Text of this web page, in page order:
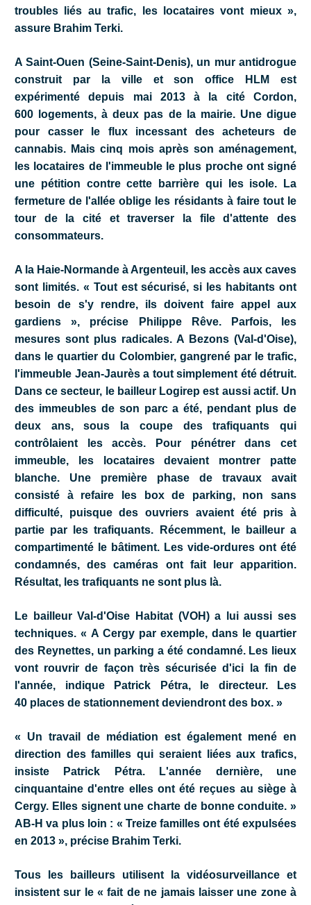
troubles liés au trafic, les locataires vont mieux »,
assure Brahim Terki.
A Saint-Ouen (Seine-Saint-Denis), un mur antidrogue
construit par la ville et son office HLM est
expérimenté depuis mai 2013 à la cité Cordon,
600 logements, à deux pas de la mairie. Une digue
pour casser le flux incessant des acheteurs de
cannabis. Mais cinq mois après son aménagement,
les locataires de l'immeuble le plus proche ont signé
une pétition contre cette barrière qui les isole. La
fermeture de l'allée oblige les résidants à faire tout le
tour de la cité et traverser la file d'attente des
consommateurs.
A la Haie-Normande à Argenteuil, les accès aux caves
sont limités. « Tout est sécurisé, si les habitants ont
besoin de s'y rendre, ils doivent faire appel aux
gardiens », précise Philippe Rêve. Parfois, les
mesures sont plus radicales. A Bezons (Val-d'Oise),
dans le quartier du Colombier, gangrené par le trafic,
l'immeuble Jean-Jaurès a tout simplement été détruit.
Dans ce secteur, le bailleur Logirep est aussi actif. Un
des immeubles de son parc a été, pendant plus de
deux ans, sous la coupe des trafiquants qui
contrôlaient les accès. Pour pénétrer dans cet
immeuble, les locataires devaient montrer patte
blanche. Une première phase de travaux avait
consisté à refaire les box de parking, non sans
difficulté, puisque des ouvriers avaient été pris à
partie par les trafiquants. Récemment, le bailleur a
compartimenté le bâtiment. Les vide-ordures ont été
condamnés, des caméras ont fait leur apparition.
Résultat, les trafiquants ne sont plus là.
Le bailleur Val-d'Oise Habitat (VOH) a lui aussi ses
techniques. « A Cergy par exemple, dans le quartier
des Reynettes, un parking a été condamné. Les lieux
vont rouvrir de façon très sécurisée d'ici la fin de
l'année, indique Patrick Pétra, le directeur. Les
40 places de stationnement deviendront des box. »
« Un travail de médiation est également mené en
direction des familles qui seraient liées aux trafics,
insiste Patrick Pétra. L'année dernière, une
cinquantaine d'entre elles ont été reçues au siège à
Cergy. Elles signent une charte de bonne conduite. »
AB-H va plus loin : « Treize familles ont été expulsées
en 2013 », précise Brahim Terki.
Tous les bailleurs utilisent la vidéosurveillance et
insistent sur le « fait de ne jamais laisser une zone à